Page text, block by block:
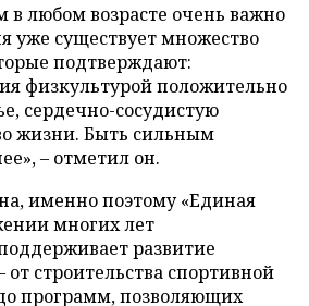
в любом возрасте очень важно
уже существует множество
подтверждают:
физкультурой положительно
сердечно-сосудистую
жизни. Быть сильным
– отметил он.
именно поэтому «Единая
многих лет
развитие
от строительства спортивной
программ, позволяющих